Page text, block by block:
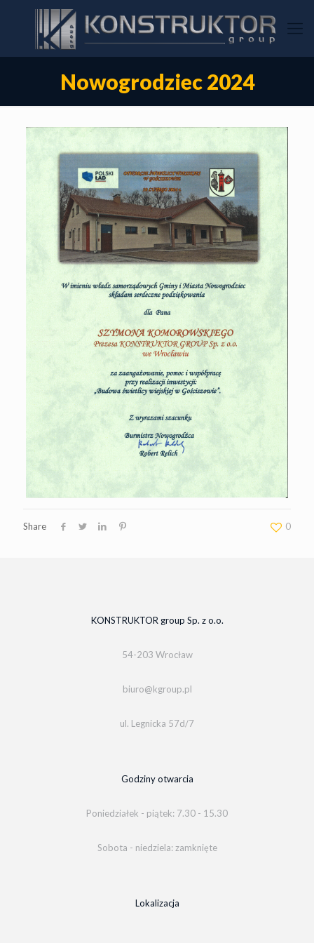
Nowogrodziec 2024
Share 0
KONSTRUKTOR group Sp. z o.o.
54-203 Wrocław
biuro@kgroup.pl
ul. Legnicka 57d/7
Godziny otwarcia
Poniedziałek - piątek: 7.30 - 15.30
Sobota - niedziela: zamknięte
Lokalizacja